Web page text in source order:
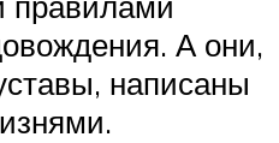
А они,
написаны